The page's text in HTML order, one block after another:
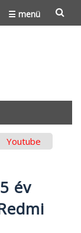
☰ menü
Youtube
év